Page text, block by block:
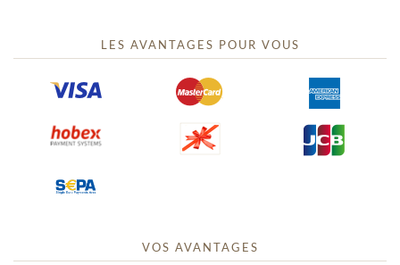
LES AVANTAGES POUR VOUS
VOS AVANTAGES